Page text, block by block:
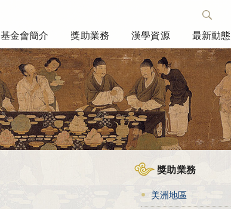
基金會簡介 獎助業務 漢學資源 最新動態
獎助業務
美洲地區